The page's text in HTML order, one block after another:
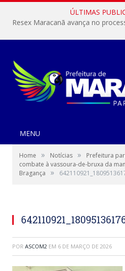
ÚLTIMAS
MENU
Home » Notícias »
Prefeitura
combate à vassoura-de-bruxa da
Bragança
»
POR ASCOM2 EM 6 DE MARÇO DE 2026